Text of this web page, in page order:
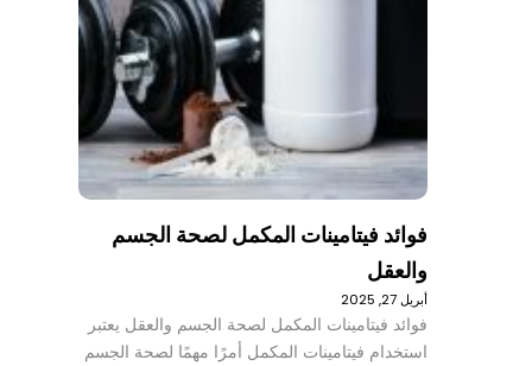
فوائد فيتامينات المكمل لصحة الجسم
والعقل
أبريل 27, 2025
فوائد فيتامينات المكمل لصحة الجسم والعقل يعتبر
استخدام فيتامينات المكمل أمرًا مهمًا لصحة الجسم